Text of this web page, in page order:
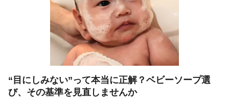
“目にしみない”って本当に正解？ベビーソープ選
び、その基準を見直しませんか